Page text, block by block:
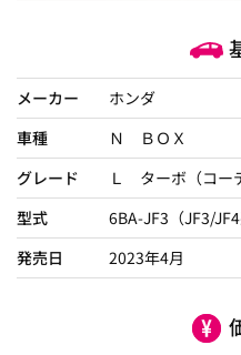
メーカー
ホンダ
車種
Ｎ ＢＯＸ
グレード
Ｌ ターボ（コー
型式
6BA-JF3（JF3/JF4
発売日
2023年4月